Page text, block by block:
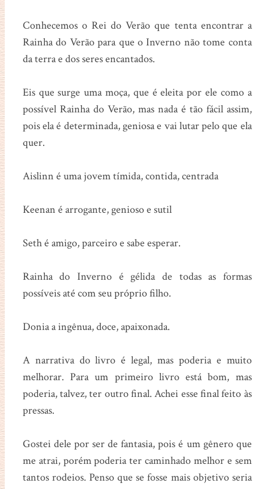
Conhecemos o Rei do Verão que tenta encontrar a
Rainha do Verão para que o Inverno não tome conta
da terra e dos seres encantados.
Eis que surge uma moça, que é eleita por ele como a
possível Rainha do Verão, mas nada é tão fácil assim,
pois ela é determinada, geniosa e vai lutar pelo que ela
quer.
Aislinn é uma jovem tímida, contida, centrada
Keenan é arrogante, genioso e sutil
Seth é amigo, parceiro e sabe esperar.
Rainha do Inverno é gélida de todas as formas
possíveis até com seu próprio filho.
Donia a ingênua, doce, apaixonada.
A narrativa do livro é legal, mas poderia e muito
melhorar. Para um primeiro livro está bom, mas
poderia, talvez, ter outro final. Achei esse final feito às
pressas.
Gostei dele por ser de fantasia, pois é um gênero que
me atrai, porém poderia ter caminhado melhor e sem
tantos rodeios. Penso que se fosse mais objetivo seria